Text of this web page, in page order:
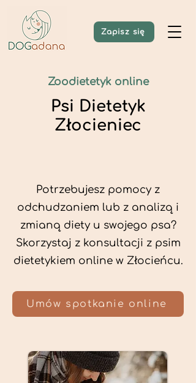
Zapisz się
Zoodietetyk online
Psi Dietetyk
Złocieniec
Potrzebujesz pomocy z
odchudzaniem lub z analizą i
zmianą diety u swojego psa?
Skorzystaj z konsultacji z psim
dietetykiem online w Złocieńcu.
Umów spotkanie online